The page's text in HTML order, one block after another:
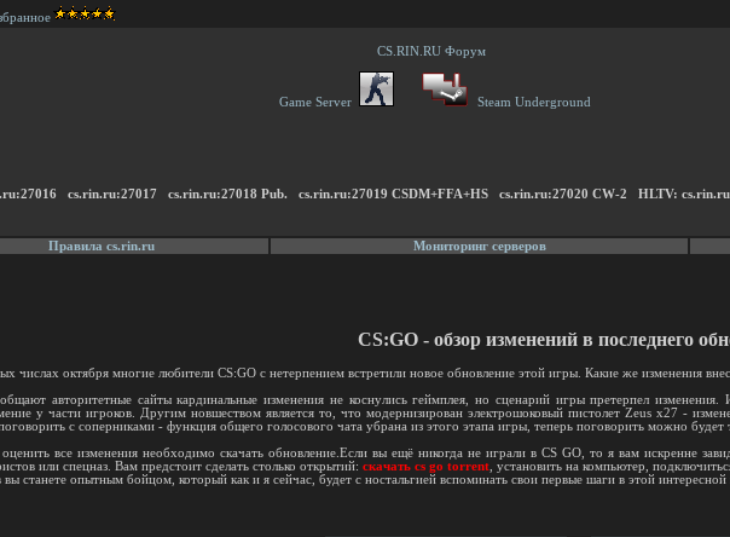
CS.RIN.RU Форум
Game Server Steam Underground
cs.rin.ru:27017 cs.rin.ru:27018 Pub. cs.rin.ru:27019 CSDM+FFA+HS cs.rin.ru:27020 CW-2 HLTV:
Правила cs.rin.ru Мониторинг серверов
CS:GO - обзор изменений в последнего
числах октября многие любители CS:GO с нетерпением встретили новое обновление этой игры. Какие же изменения
авторитетные сайты кардинальные изменения не коснулись геймплея, но сценарий игры претерпел
у части игроков. Другим новшеством является то, что модернизирован электрошоковый пистолет Zeus x27 -
с соперниками - функция общего голосового чата убрана из этого этапа игры, теперь поговорить можно будет
все изменения необходимо скачать обновление.Если вы ещё никогда не играли в CS GO, то я вам искренне
или спецназ. Вам предстоит сделать столько открытий: скачать cs go torrent, установить на компьютер,
вы станете опытным бойцом, который как и я сейчас, будет с ностальгией вспоминать свои первые шаги в этой интересной